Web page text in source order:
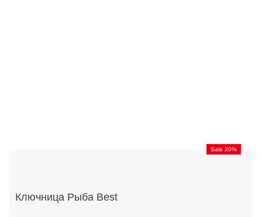
Sale 20%
Ключница Рыба Best